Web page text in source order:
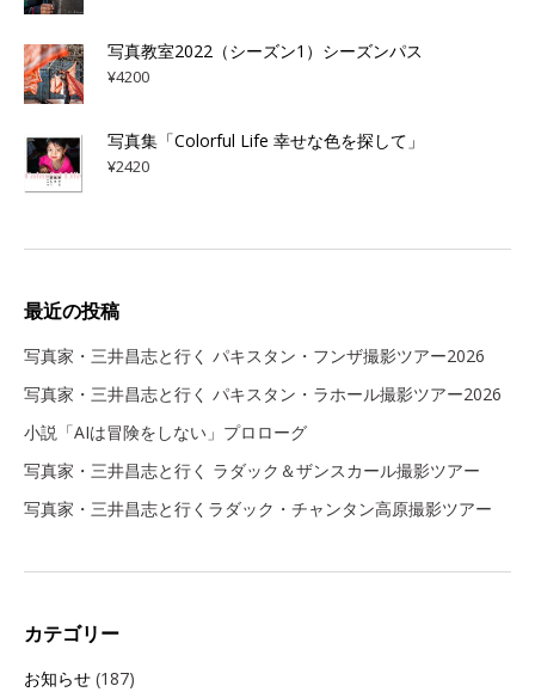
写真教室2022（シーズン1）シーズンパス
¥4200
写真集「Colorful Life 幸せな色を探して」
¥2420
最近の投稿
写真家・三井昌志と行く パキスタン・フンザ撮影ツアー2026
写真家・三井昌志と行く パキスタン・ラホール撮影ツアー2026
小説「AIは冒険をしない」プロローグ
写真家・三井昌志と行く ラダック＆ザンスカール撮影ツアー
写真家・三井昌志と行くラダック・チャンタン高原撮影ツアー
カテゴリー
お知らせ (187)